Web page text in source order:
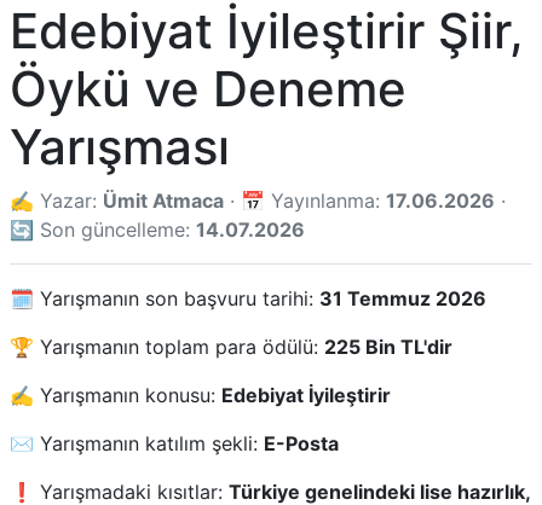
Edebiyat İyileştirir Şiir,
Öykü ve Deneme
Yarışması
✍️ Yazar: Ümit Atmaca · 📅 Yayınlanma: 17.06.2026 ·
🔄 Son güncelleme: 14.07.2026
🗓️ Yarışmanın son başvuru tarihi: 31 Temmuz 2026
🏆 Yarışmanın toplam para ödülü: 225 Bin TL'dir
✍️ Yarışmanın konusu: Edebiyat İyileştirir
✉️ Yarışmanın katılım şekli: E-Posta
❗ Yarışmadaki kısıtlar: Türkiye genelindeki lise hazırlık,